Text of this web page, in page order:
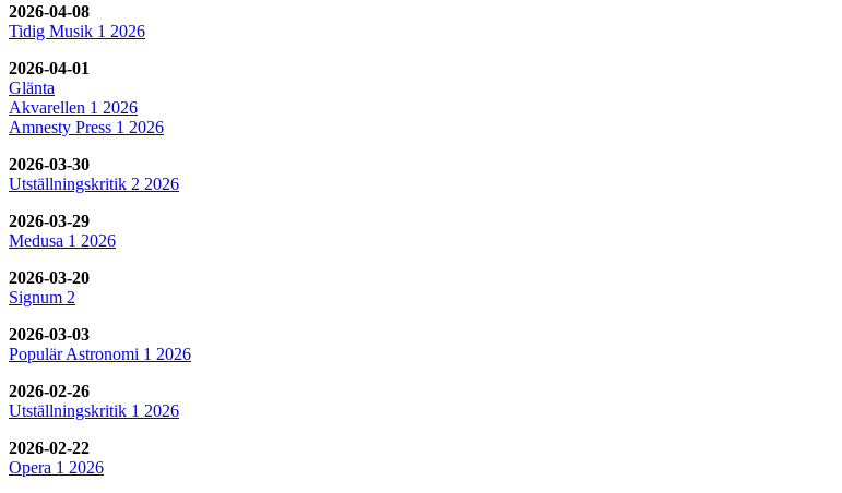
2026-04-08
Tidig Musik 1 2026
2026-04-01
Glänta
Akvarellen 1 2026
Amnesty Press 1 2026
2026-03-30
Utställningskritik 2 2026
2026-03-29
Medusa 1 2026
2026-03-20
Signum 2
2026-03-03
Populär Astronomi 1 2026
2026-02-26
Utställningskritik 1 2026
2026-02-22
Opera 1 2026